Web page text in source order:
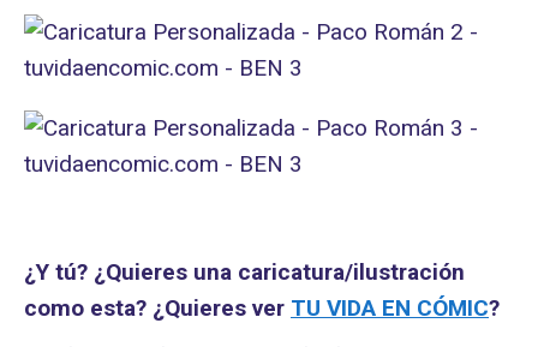
¿Y tú? ¿Quieres una caricatura/ilustración
como esta? ¿Quieres ver TU VIDA EN CÓMIC?